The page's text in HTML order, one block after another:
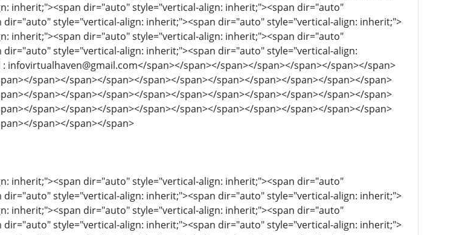
inherit;"><span dir="auto" style="vertical-align: inherit;"><span dir="auto"
style="vertical-align: inherit;"><span dir="auto" style="vertical-align: inherit;">
inherit;"><span dir="auto" style="vertical-align: inherit;"><span dir="auto"
style="vertical-align: inherit;"><span dir="auto" style="vertical-align:
infovirtualhaven@gmail.com</span></span></span></span></span></span></span>
span></span></span></span></span></span></span></span></span></span>
span></span></span></span></span></span></span></span></span></span>
span></span></span></span></span></span></span></span></span></span>
span></span></span>
inherit;"><span dir="auto" style="vertical-align: inherit;"><span dir="auto"
style="vertical-align: inherit;"><span dir="auto" style="vertical-align: inherit;">
inherit;"><span dir="auto" style="vertical-align: inherit;"><span dir="auto"
style="vertical-align: inherit;"><span dir="auto" style="vertical-align: inherit;">